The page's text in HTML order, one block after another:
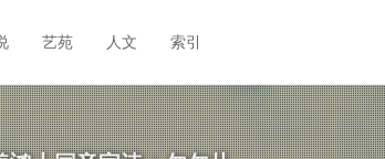
艺苑 人文 索引